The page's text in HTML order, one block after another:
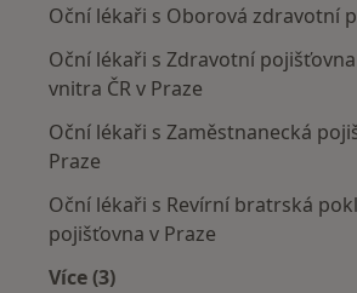
Oční lékaři s Oborová zdravotní
Oční lékaři s Zdravotní
vnitra ČR v Praze
Oční lékaři s Zaměstnanecká
Praze
Oční lékaři s Revírní bratrská
pojišťovna v Praze
Více (3)